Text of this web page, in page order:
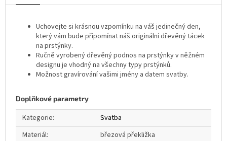
Uchovejte si krásnou vzpomínku na váš jedinečný den,
který vám bude připomínat náš originální dřevěný tácek
na prstýnky.
Ručně vyrobený dřevěný podnos na prstýnky v něžném
designu je vhodný na všechny typy prstýnků.
Možnost gravírování vašimi jmény a datem svatby.
Doplňkové parametry
Kategorie:
Svatba
Materiál: březová překližka